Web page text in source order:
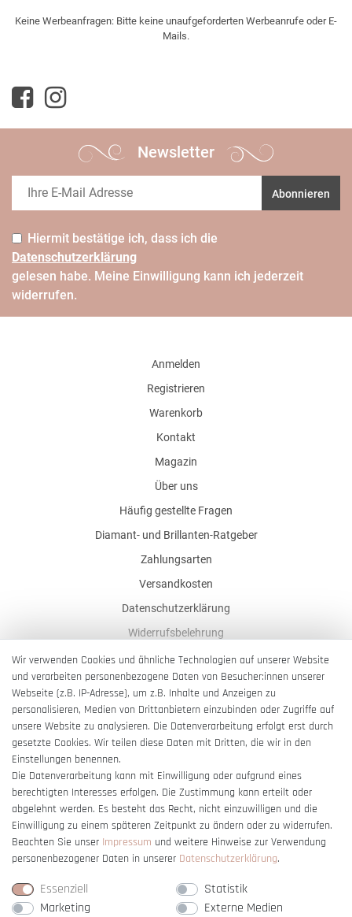
Keine Werbeanfragen: Bitte keine unaufgeforderten Werbeanrufe oder E-
Mails.
Newsletter
Abonnieren
Hiermit bestätige ich, dass ich die
Daten­schutz­erklärung
gelesen habe. Meine Einwilligung kann ich jederzeit
widerrufen.
Anmelden
Registrieren
Warenkorb
Kontakt
Magazin
Über uns
Häufig gestellte Fragen
Diamant- und Brillanten-Ratgeber
Zahlungsarten
Versandkosten
Datenschutzerklärung
Widerrufsbelehrung
AGB
Impressum
Barrierefreiheitserklärung
Vertrag widerrufen
Wir verwenden Cookies und ähnliche Technologien auf unserer Website
und verarbeiten personenbezogene Daten von Besucher:innen unserer
Webseite (z.B. IP-Adresse), um z.B. Inhalte und Anzeigen zu
personalisieren, Medien von Drittanbietern einzubinden oder Zugriffe auf
unsere Website zu analysieren. Die Datenverarbeitung erfolgt erst durch
gesetzte Cookies. Wir teilen diese Daten mit Dritten, die wir in den
Einstellungen benennen.
Die Datenverarbeitung kann mit Einwilligung oder aufgrund eines
berechtigten Interesses erfolgen. Die Zustimmung kann erteilt oder
abgelehnt werden. Es besteht das Recht, nicht einzuwilligen und die
Einwilligung zu einem späteren Zeitpunkt zu ändern oder zu widerrufen.
Beachten Sie unser Impressum und weitere Hinweise zur Verwendung
personenbezogener Daten in unserer Daten­schutz­erklärung.
Essenziell
Statistik
Marketing
Externe Medien